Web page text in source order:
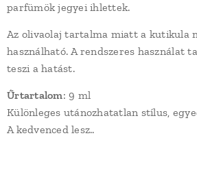
parfümök jegyei ihlettek.
Az olivaolaj tartalma miatt a kutikula
használható. A rendszeres használat
teszi a hatást.
Űrtartalom: 9 ml
Különleges utánozhatatlan stílus,
A kedvenced lesz..